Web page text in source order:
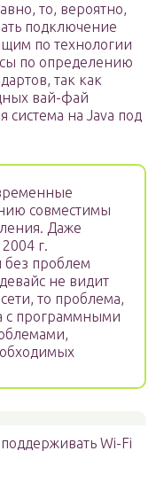
то, вероятно,
подключение
по технологии
по определению
так как
вай-фай
система на Java под
совместимы
Даже
г.
без проблем
не видит
то проблема,
с программными
Wi-Fi